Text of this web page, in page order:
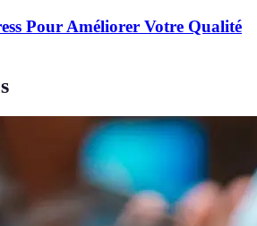
Pour Améliorer Votre Qualité